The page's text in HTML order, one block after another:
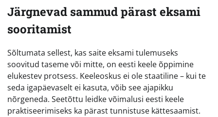
Järgnevad sammud pärast eksami
sooritamist
Sõltumata sellest, kas saite eksami tulemuseks
soovitud taseme või mitte, on eesti keele õppimine
elukestev protsess. Keeleoskus ei ole staatiline – kui te
seda igapäevaselt ei kasuta, võib see ajapikku
nõrgeneda. Seetõttu leidke võimalusi eesti keele
praktiseerimiseks ka pärast tunnistuse kättesaamist.